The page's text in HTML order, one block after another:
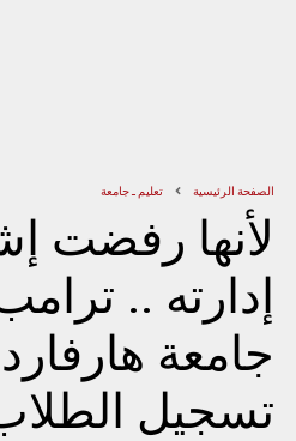
الصفحة الرئيسية تعليم ـ جامعة
لأنها رفضت
إدارته ..
جامعة
تسجيل